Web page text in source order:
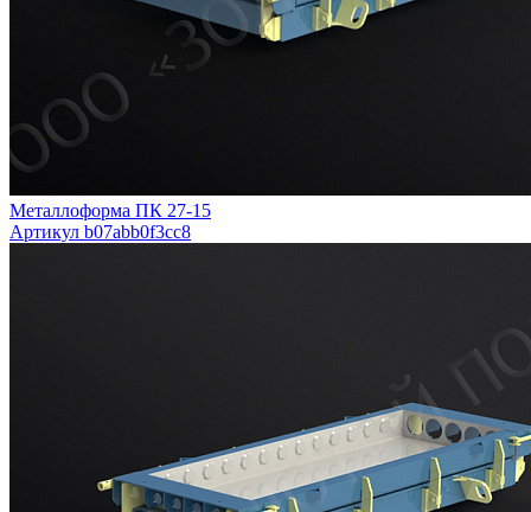
Металлоформа ПК 27-15
Артикул b07abb0f3cc8